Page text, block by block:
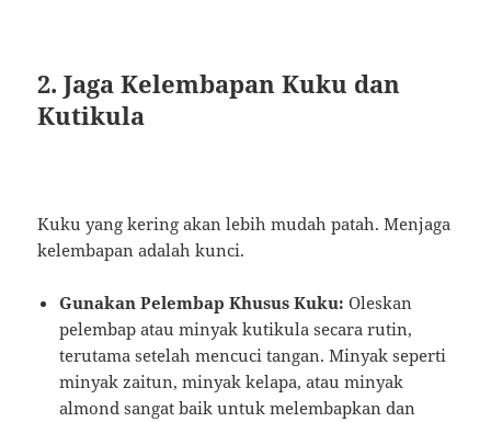
2. Jaga Kelembapan Kuku dan
Kutikula
Kuku yang kering akan lebih mudah patah. Menjaga
kelembapan adalah kunci.
Gunakan Pelembap Khusus Kuku: Oleskan
pelembap atau minyak kutikula secara rutin,
terutama setelah mencuci tangan. Minyak seperti
minyak zaitun, minyak kelapa, atau minyak
almond sangat baik untuk melembapkan dan